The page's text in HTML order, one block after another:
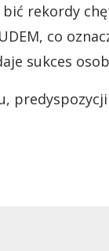
rekordy
co
sukces